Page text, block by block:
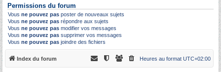
Permissions du forum
Vous ne pouvez pas poster de nouveaux sujets
Vous ne pouvez pas répondre aux sujets
Vous ne pouvez pas modifier vos messages
Vous ne pouvez pas supprimer vos messages
Vous ne pouvez pas joindre des fichiers
Index du forum Heures au format UTC+02:00